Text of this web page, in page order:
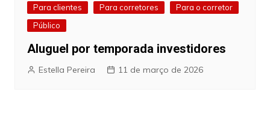
Para clientes
Para corretores
Para o corretor
Público
Aluguel por temporada investidores
Estella Pereira 11 de março de 2026